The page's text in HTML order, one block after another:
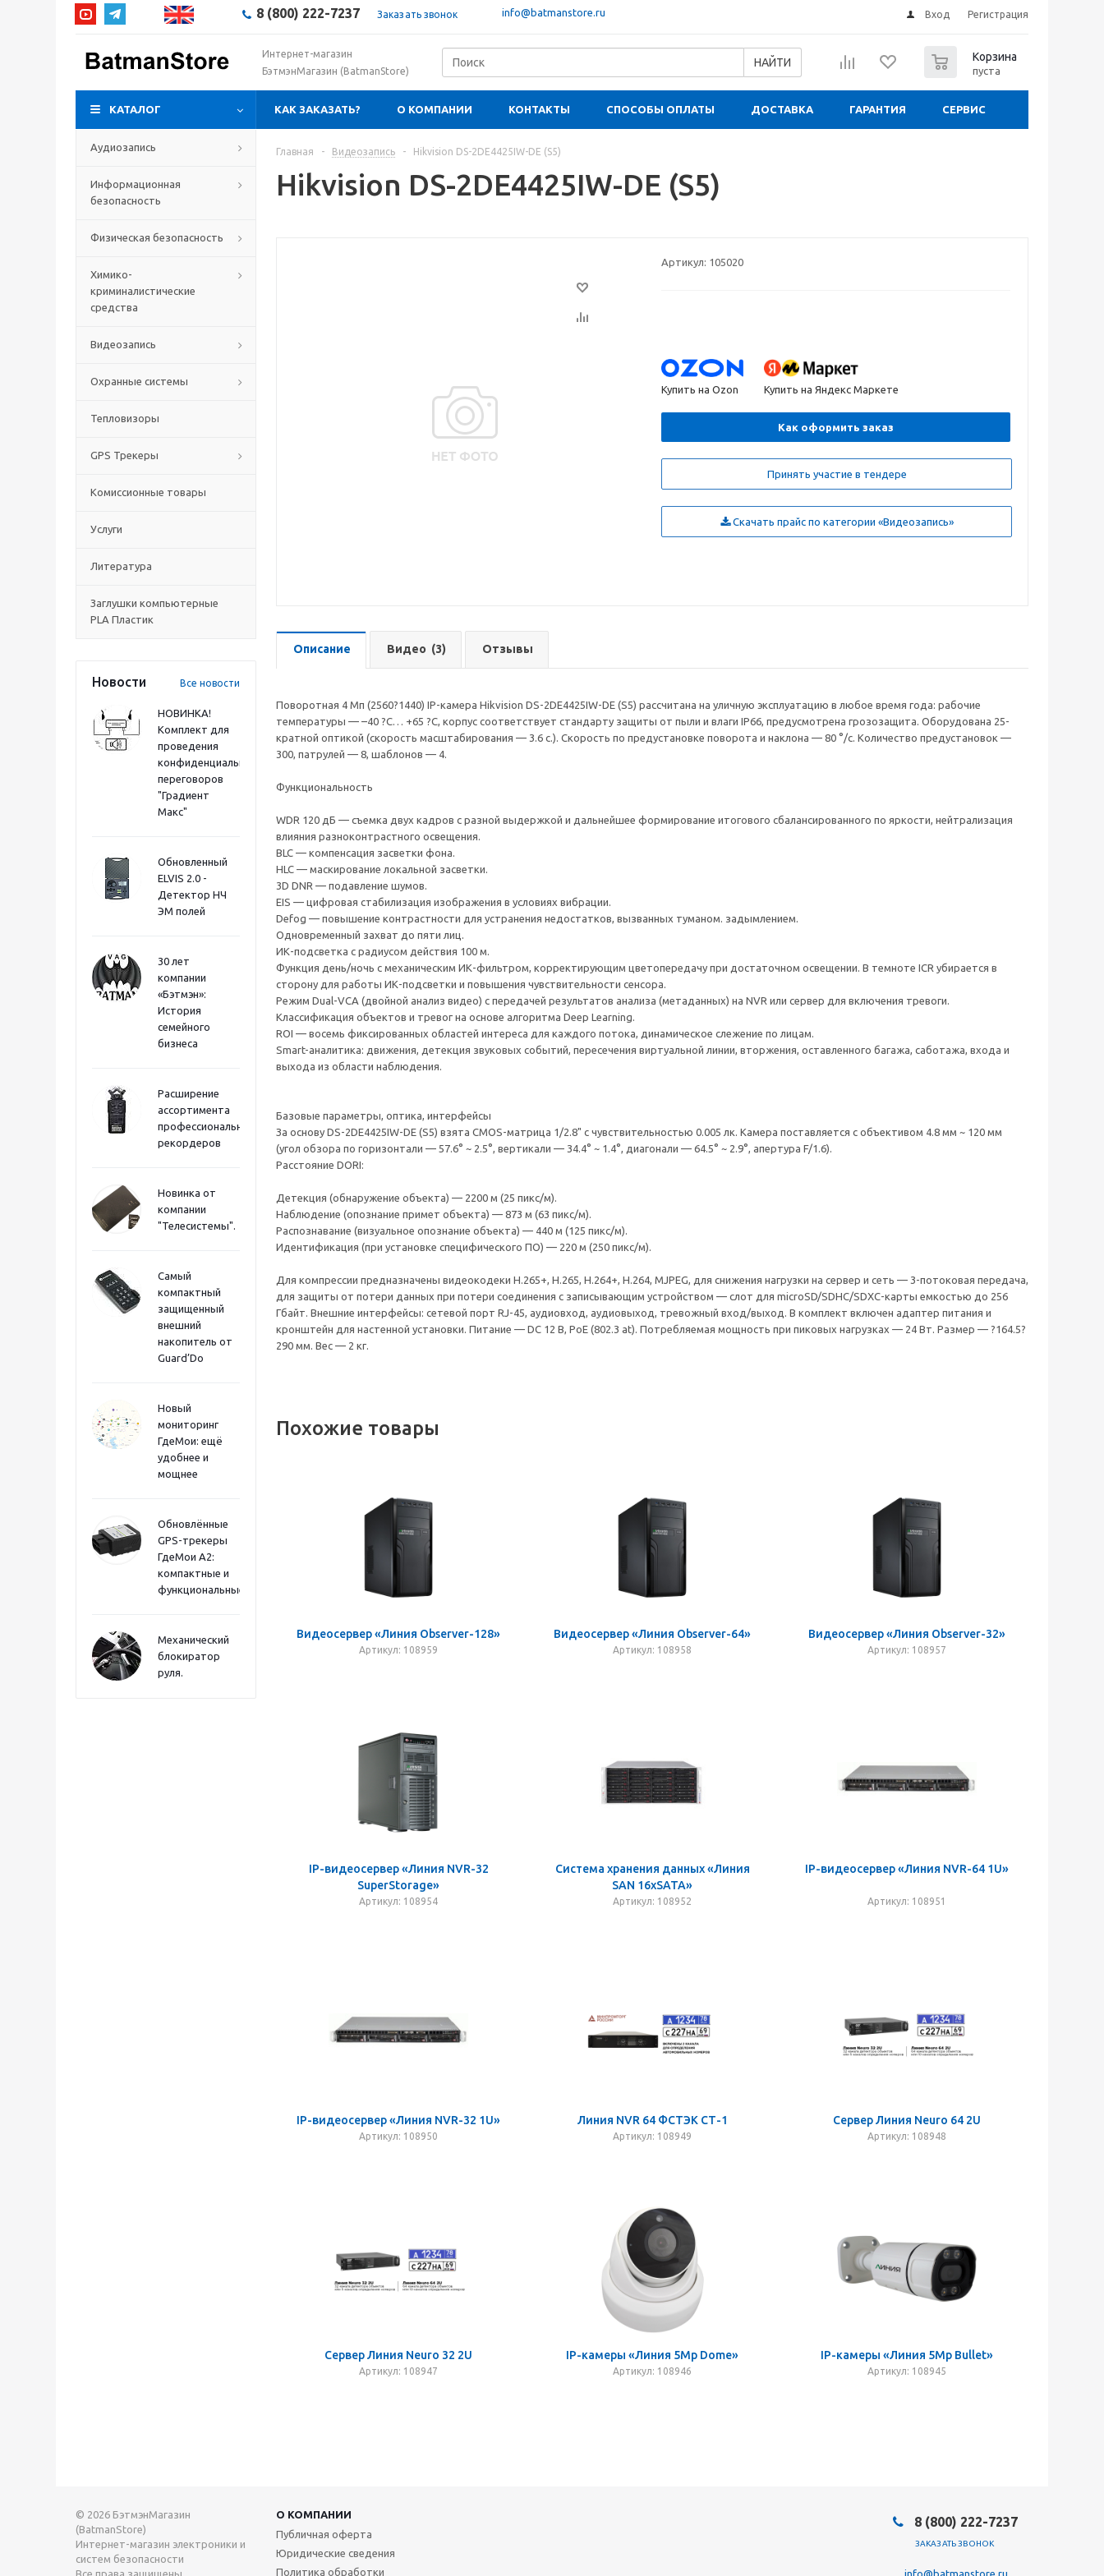
8 (800) 222-7237 Заказать звонок info@batmanstore.ru Вход Регистрация
Интернет-магазин
БэтмэнМагазин (BatmanStore)
НАЙТИ Корзина
пуста
КАТАЛОГ КАК ЗАКАЗАТЬ? О КОМПАНИИ КОНТАКТЫ СПОСОБЫ ОПЛАТЫ ДОСТАВКА ГАРАНТИЯ СЕРВИС
Аудиозапись
Информационная
безопасность
Физическая безопасность
Химико-
криминалистические
средства
Видеозапись
Охранные системы
Тепловизоры
GPS Трекеры
Комиссионные товары
Услуги
Литература
Заглушки компьютерные
PLA Пластик
Новости Все новости
НОВИНКА!
Комплект для
проведения
конфиденциальных
переговоров
"Градиент
Макс"
Обновленный
ELVIS 2.0 -
Детектор НЧ
ЭМ полей
30 лет
компании
«Бэтмэн»:
История
семейного
бизнеса
Расширение
ассортимента
профессиональных
рекордеров
Новинка от
компании
"Телесистемы".
Самый
компактный
защищенный
внешний
накопитель от
Guard’Do
Новый
мониторинг
ГдеМои: ещё
удобнее и
мощнее
Обновлённые
GPS-трекеры
ГдеМои А2:
компактные и
функциональные
Механический
блокиратор
руля.
Главная - Видеозапись - Hikvision DS-2DE4425IW-DE (S5)
Hikvision DS-2DE4425IW-DE (S5)
Артикул: 105020
Купить на Ozon Купить на Яндекс Маркете
Как оформить заказ
Принять участие в тендере
Скачать прайс по категории «Видеозапись»
Описание Видео (3) Отзывы
Поворотная 4 Мп (2560?1440) IP-камера Hikvision DS-2DE4425IW-DE (S5) рассчитана на уличную эксплуатацию в любое время года: рабочие
температуры — –40 ?С… +65 ?С, корпус соответствует стандарту защиты от пыли и влаги IP66, предусмотрена грозозащита. Оборудована 25-
кратной оптикой (скорость масштабирования — 3.6 с.). Скорость по предустановке поворота и наклона — 80 °/с. Количество предустановок —
300, патрулей — 8, шаблонов — 4.
Функциональность
WDR 120 дБ — съемка двух кадров с разной выдержкой и дальнейшее формирование итогового сбалансированного по яркости, нейтрализация
влияния разноконтрастного освещения.
BLC — компенсация засветки фона.
HLC — маскирование локальной засветки.
3D DNR — подавление шумов.
EIS — цифровая стабилизация изображения в условиях вибрации.
Defog — повышение контрастности для устранения недостатков, вызванных туманом. задымлением.
Одновременный захват до пяти лиц.
ИК-подсветка с радиусом действия 100 м.
Функция день/ночь с механическим ИК-фильтром, корректирующим цветопередачу при достаточном освещении. В темноте ICR убирается в
сторону для работы ИК-подсветки и повышения чувствительности сенсора.
Режим Dual-VCA (двойной анализ видео) с передачей результатов анализа (метаданных) на NVR или сервер для включения тревоги.
Классификация объектов и тревог на основе алгоритма Deep Learning.
ROI — восемь фиксированных областей интереса для каждого потока, динамическое слежение по лицам.
Smart-аналитика: движения, детекция звуковых событий, пересечения виртуальной линии, вторжения, оставленного багажа, саботажа, входа и
выхода из области наблюдения.
Базовые параметры, оптика, интерфейсы
За основу DS-2DE4425IW-DE (S5) взята CMOS-матрица 1/2.8" с чувствительностью 0.005 лк. Камера поставляется с объективом 4.8 мм ~ 120 мм
(угол обзора по горизонтали — 57.6° ~ 2.5°, вертикали — 34.4° ~ 1.4°, диагонали — 64.5° ~ 2.9°, апертура F/1.6).
Расстояние DORI:
Детекция (обнаружение объекта) — 2200 м (25 пикс/м).
Наблюдение (опознание примет объекта) — 873 м (63 пикс/м).
Распознавание (визуальное опознание объекта) — 440 м (125 пикс/м).
Идентификация (при установке специфического ПО) — 220 м (250 пикс/м).
Для компрессии предназначены видеокодеки H.265+, H.265, H.264+, H.264, MJPEG, для снижения нагрузки на сервер и сеть — 3-потоковая передача,
для защиты от потери данных при потери соединения с записывающим устройством — слот для microSD/SDHC/SDXC-карты емкостью до 256
Гбайт. Внешние интерфейсы: сетевой порт RJ-45, аудиовход, аудиовыход, тревожный вход/выход. В комплект включен адаптер питания и
кронштейн для настенной установки. Питание — DC 12 В, PoE (802.3 at). Потребляемая мощность при пиковых нагрузках — 24 Вт. Размер — ?164.5?
290 мм. Вес — 2 кг.
Похожие товары
Видеосервер «Линия Observer-128»
Артикул: 108959
Видеосервер «Линия Observer-64»
Артикул: 108958
Видеосервер «Линия Observer-32»
Артикул: 108957
IP-видеосервер «Линия NVR-32
SuperStorage»
Артикул: 108954
Система хранения данных «Линия
SAN 16хSATA»
Артикул: 108952
IP-видеосервер «Линия NVR-64 1U»
Артикул: 108951
IP-видеосервер «Линия NVR-32 1U»
Артикул: 108950
Линия NVR 64 ФСТЭК СТ-1
Артикул: 108949
Сервер Линия Neuro 64 2U
Артикул: 108948
Сервер Линия Neuro 32 2U
Артикул: 108947
IP-камеры «Линия 5Mp Dome»
Артикул: 108946
IP-камеры «Линия 5Mp Bullet»
Артикул: 108945
© 2026 БэтмэнМагазин
(BatmanStore)
Интернет-магазин электроники и
систем безопасности
Все права защищены
О КОМПАНИИ
Публичная оферта
Юридические сведения
Политика обработки
8 (800) 222-7237
ЗАКАЗАТЬ ЗВОНОК
info@batmanstore.ru